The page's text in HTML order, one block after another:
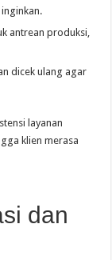
antrean produksi,
dicek ulang agar
layanan
klien merasa
dan